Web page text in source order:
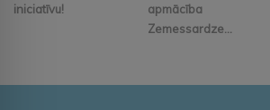
iniciatīvu!
apmācība
Zemessardze...